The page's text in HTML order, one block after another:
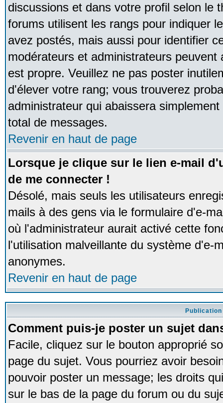
discussions et dans votre profil selon le
forums utilisent les rangs pour indiquer
avez postés, mais aussi pour identifier
modérateurs et administrateurs
est propre. Veuillez ne pas poster
d'élever votre rang; vous trouverez
administrateur qui abaissera
total de messages.
Revenir en haut de page
Lorsque je clique sur le lien e-mail
de me connecter !
Désolé, mais seuls les utilisateurs
mails à des gens via le formulaire d'e-
où l'administrateur aurait activé cette
l'utilisation malveillante du système d'e-
anonymes.
Revenir en haut de page
Publication
Comment puis-je poster un sujet
Facile, cliquez sur le bouton approprié
page du sujet. Vous pourriez avoir
pouvoir poster un message; les droits
sur le bas de la page du forum ou du